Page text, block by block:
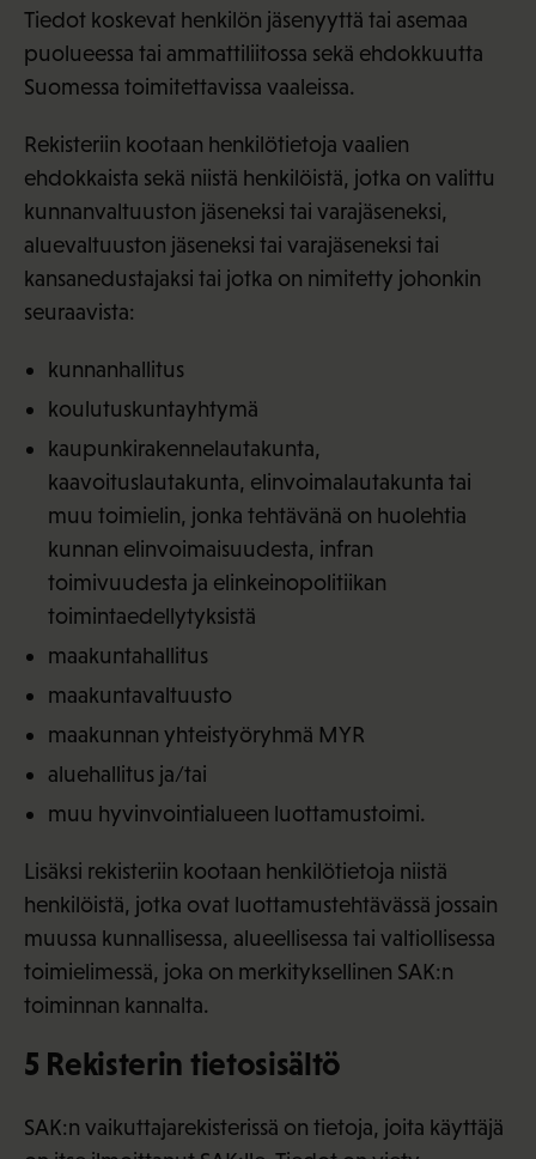
Tiedot koskevat henkilön jäsenyyttä tai asemaa
puolueessa tai ammattiliitossa sekä ehdokkuutta
Suomessa toimitettavissa vaaleissa.
Rekisteriin kootaan henkilötietoja vaalien
ehdokkaista sekä niistä henkilöistä, jotka on valittu
kunnanvaltuuston jäseneksi tai varajäseneksi,
aluevaltuuston jäseneksi tai varajäseneksi tai
kansanedustajaksi tai jotka on nimitetty johonkin
seuraavista:
kunnanhallitus
koulutuskuntayhtymä
kaupunkirakennelautakunta,
kaavoituslautakunta, elinvoimalautakunta tai
muu toimielin, jonka tehtävänä on huolehtia
kunnan elinvoimaisuudesta, infran
toimivuudesta ja elinkeinopolitiikan
toimintaedellytyksistä
maakuntahallitus
maakuntavaltuusto
maakunnan yhteistyöryhmä MYR
aluehallitus ja/tai
muu hyvinvointialueen luottamustoimi.
Lisäksi rekisteriin kootaan henkilötietoja niistä
henkilöistä, jotka ovat luottamustehtävässä jossain
muussa kunnallisessa, alueellisessa tai valtiollisessa
toimielimessä, joka on merkityksellinen SAK:n
toiminnan kannalta.
5 Rekisterin tietosisältö
SAK:n vaikuttajarekisterissä on tietoja, joita käyttäjä